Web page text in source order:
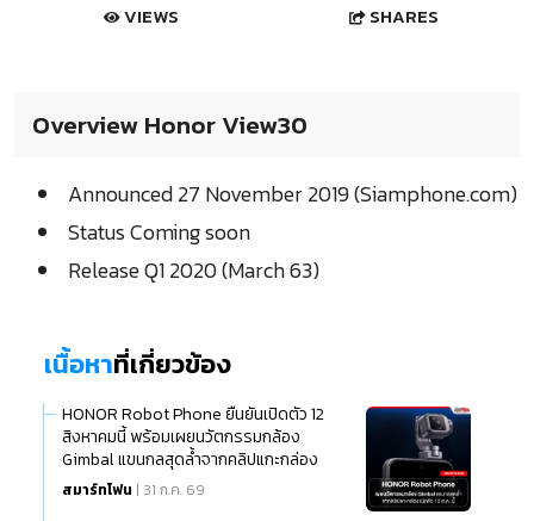
VIEWS SHARES
Overview Honor View30
Announced 27 November 2019 (Siamphone.com)
Status Coming soon
Release Q1 2020 (March 63)
เนื้อหาที่เกี่ยวข้อง
HONOR Robot Phone ยืนยันเปิดตัว 12
สิงหาคมนี้ พร้อมเผยนวัตกรรมกล้อง
Gimbal แขนกลสุดล้ำจากคลิปแกะกล่อง
สมาร์ทโฟน | 31 ก.ค. 69